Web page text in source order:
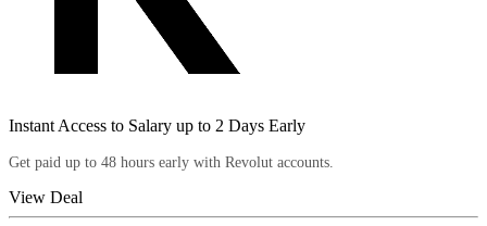
Instant Access to Salary up to 2 Days Early
Get paid up to 48 hours early with Revolut accounts.
View Deal